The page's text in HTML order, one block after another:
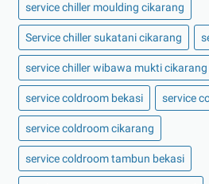
service chiller moulding cikarang
Service chiller sukatani cikarang
service chiller wibawa mukti cikarang
service coldroom bekasi service
service coldroom cikarang
service coldroom tambun bekasi